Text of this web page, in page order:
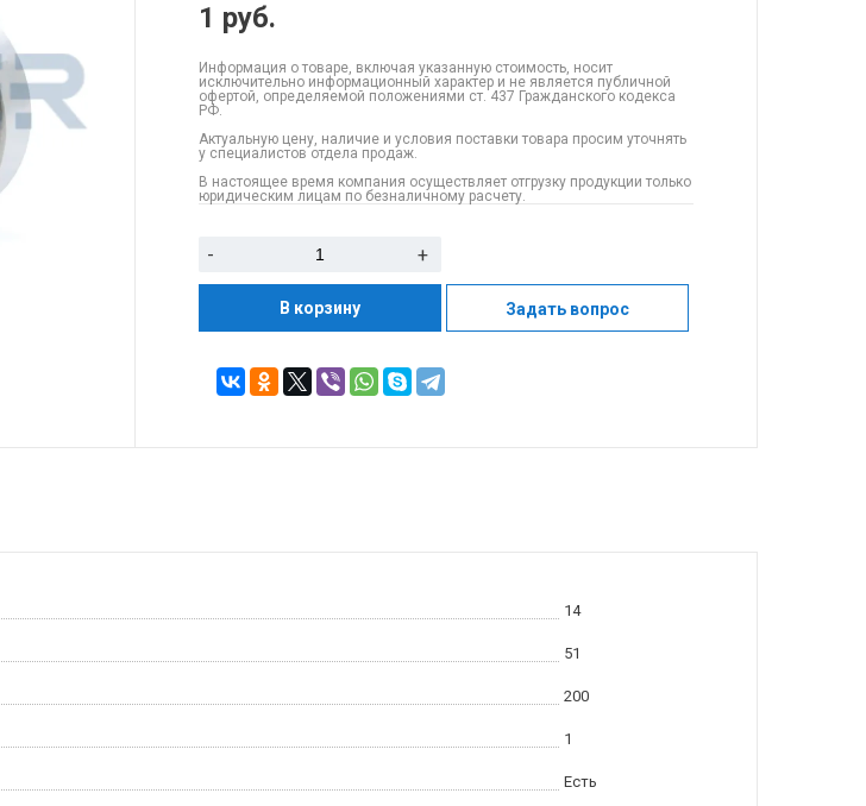
1 руб.
Информация о товаре, включая указанную стоимость, носит
исключительно информационный характер и не является публичной
офертой, определяемой положениями ст. 437 Гражданского кодекса
РФ.
Актуальную цену, наличие и условия поставки товара просим уточнять
у специалистов отдела продаж.
В настоящее время компания осуществляет отгрузку продукции только
юридическим лицам по безналичному расчету.
- +
В корзину Задать вопрос
14
51
200
1
Есть